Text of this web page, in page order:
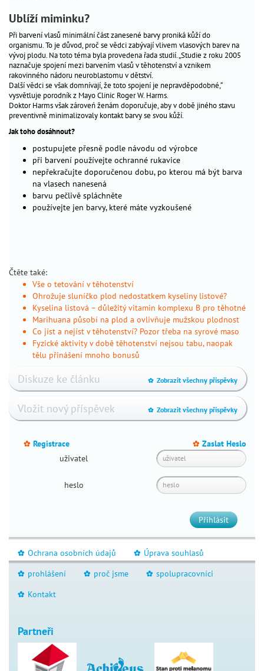
jsem
těhotná?
výpočet
termínů
životospráva
seznam
porodnic
sledování
těhotenství
screening
těhotenství
související
nejčastější
vrozené
vývojové
vady
plodu
infekční
nemoci
výtoky
torch
infekce
v
těhotenská
v
těhotenství
život
před
narozením
porod
porod
dvojčata
Ublíží miminku?
Při barvení vlasů minimální část zanesené barvy proniká kůží do
organismu. To je důvod, proč se vědci zabývají vlivem vlasových barev na
vývoj plodu. Na toto téma byla provedena řada studií. „Studie z roku 2005
naznačuje spojení mezi barvením vlasů v těhotenství a vznikem
rakovinného nádoru neuroblastomu v dětství.
Další vědci se však domnívají, že toto spojení je nepravděpodobné,“
vysvětluje porodník z Mayo Clinic Roger W. Harms.
Doktor Harms však zároveń ženám doporučuje, aby v době jiného stavu
preventivně minimalizovaly kontakt barvy se svou kůží.
Jak toho dosáhnout?
postupujete přesně podle návodu od výrobce
při barvení používejte ochranné rukavice
nepřekračujte doporučenou dobu, po kterou má být barva
na vlasech nanesená
barvu pečlivě spláchněte
používejte jen barvy, které máte vyzkoušené
Čtěte také:
Vše o tetování v těhotenství
Ohrožuje sluníčko plod nedostatkem kyseliny listové?
Kyselina listová – důležitý vitamin komplexu B pro těhotné
Marihuana působí na plod a ovlivňuje mužskou plodnost
Co jíst a nejíst v těhotenství? Pozor třeba na syrové maso
Fyzické aktivity v době těhotenství nejsou tabu, naopak
tělu přinášení mnoho bonusů
Diskuze ke článku _ Zobrazit všechny příspěvky
Vložit nový příspěvek _ Zobrazit všechny příspěvky
_ Registrace _ Zaslat Heslo
uživatel
heslo
Přihlásit
_ Ochrana osobních údajů _ Úprava souhlasů
_ prohlášení _ proč jsme _ spolupracovníci
_ Kontakt
Partneři